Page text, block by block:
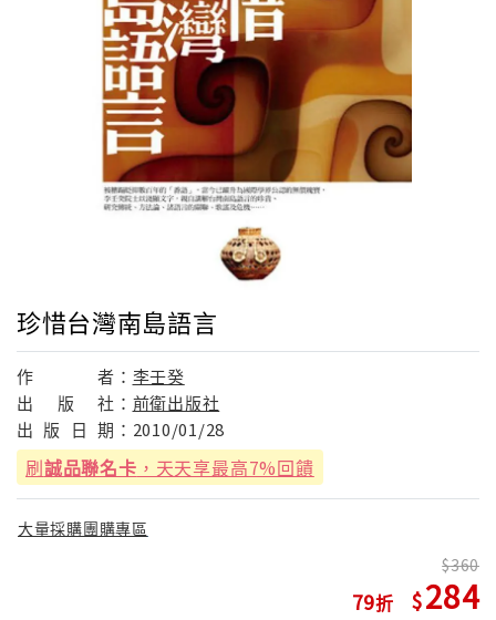
珍惜台灣南島語言
作 者： 李壬癸
出
版 社： 前衛出版社
出 版 日 期： 2010/01/28
刷誠品聯名卡 ，天天享最高7%回饋
大量採購團購專區
79
360
284